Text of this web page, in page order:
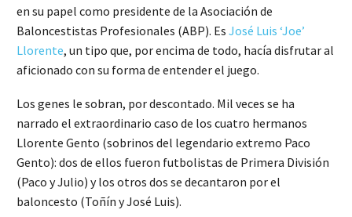
en su papel como presidente de la Asociación de
Baloncestistas Profesionales (ABP). Es José Luis ‘Joe’
Llorente, un tipo que, por encima de todo, hacía disfrutar al
aficionado con su forma de entender el juego.
Los genes le sobran, por descontado. Mil veces se ha
narrado el extraordinario caso de los cuatro hermanos
Llorente Gento (sobrinos del legendario extremo Paco
Gento): dos de ellos fueron futbolistas de Primera División
(Paco y Julio) y los otros dos se decantaron por el
baloncesto (Toñín y José Luis).